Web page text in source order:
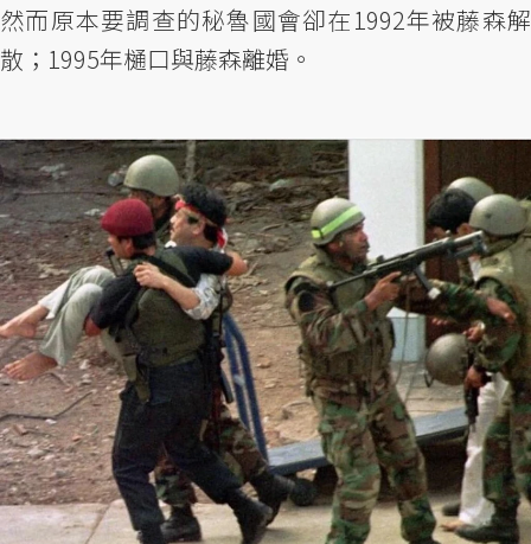
然而原本要調查的秘魯國會卻在1992年被藤森解
散；1995年樋口與藤森離婚。